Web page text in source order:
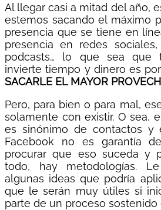
Al llegar casi a mitad del año,
estemos sacando el máximo
presencia que se tiene en
presencia en redes
podcasts… lo que sea que
invierte tiempo y dinero es
SACARLE EL MAYOR
Pero, para bien o para mal,
solamente con existir. O sea,
es sinónimo de contactos y
Facebook no es garantía
procurar que eso suceda y
todo, hay metodologías.
algunas ideas que podría
que le serán muy útiles si
parte de un proceso sostenido